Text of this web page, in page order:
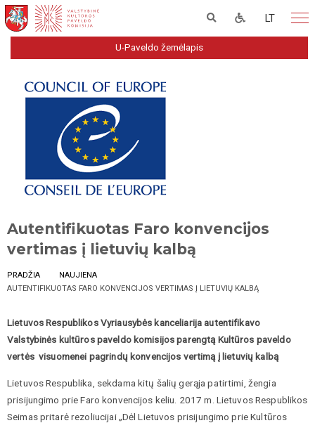
LT
U-Paveldo žemėlapis
Autentifikuotas Faro konvencijos
vertimas į lietuvių kalbą
PRADŽIA
NAUJIENA
AUTENTIFIKUOTAS FARO KONVENCIJOS VERTIMAS Į LIETUVIŲ KALBĄ
Lietuvos Respublikos Vyriausybės kanceliarija autentifikavo
Valstybinės kultūros paveldo komisijos parengtą Kultūros paveldo
vertės visuomenei pagrindų konvencijos vertimą į lietuvių kalbą
Lietuvos Respublika, sekdama kitų šalių gerąja patirtimi, žengia
prisijungimo prie Faro konvencijos keliu. 2017 m. Lietuvos Respublikos
Seimas pritarė rezoliucijai „Dėl Lietuvos prisijungimo prie Kultūros